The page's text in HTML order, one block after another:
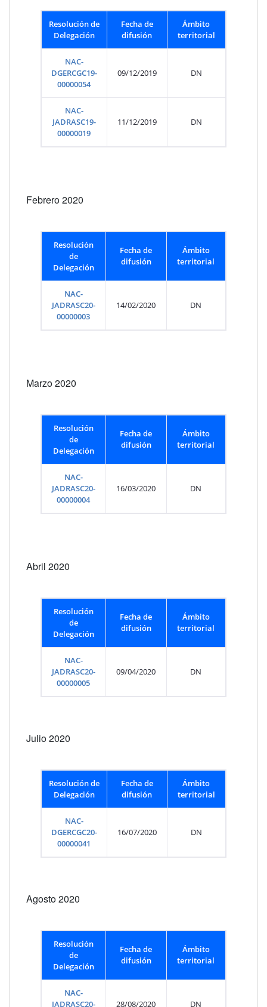
Resolución de
Delegación
Fecha de
difusión
Ámbito
territorial
NAC-
DGERCGC19-
00000054
09/12/2019 DN
NAC-
JADRASC19-
00000019
11/12/2019 DN
Febrero 2020
Resolución
de
Delegación
Fecha de
difusión
Ámbito
territorial
NAC-
JADRASC20-
00000003
14/02/2020 DN
Marzo 2020
Resolución
de
Delegación
Fecha de
difusión
Ámbito
territorial
NAC-
JADRASC20-
00000004
16/03/2020 DN
Abril 2020
Resolución
de
Delegación
Fecha de
difusión
Ámbito
territorial
NAC-
JADRASC20-
00000005
09/04/2020 DN
Julio 2020
Resolución de
Delegación
Fecha de
difusión
Ámbito
territorial
NAC-
DGERCGC20-
00000041
16/07/2020 DN
Agosto 2020
Resolución
de
Delegación
Fecha de
difusión
Ámbito
territorial
NAC-
JADRASC20-
28/08/2020 DN